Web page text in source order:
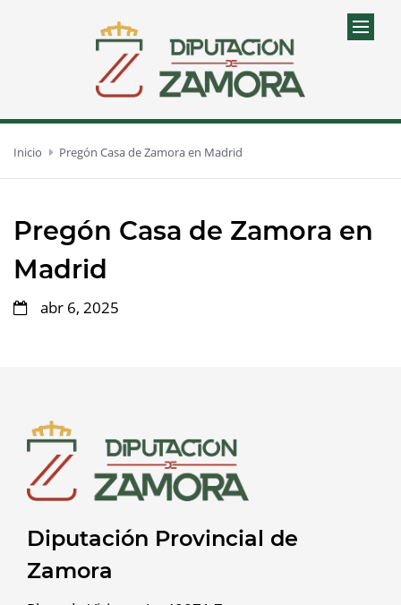
Inicio Pregón Casa de Zamora en Madrid
Pregón Casa de Zamora en
Madrid
abr 6, 2025
Diputación Provincial de
Zamora